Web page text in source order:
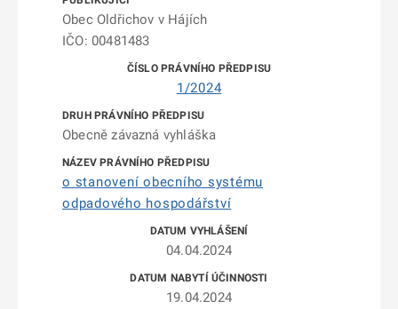
Obec Oldřichov v Hájích
IČO: 00481483
1/2024
Obecně závazná vyhláška
o stanovení obecního systému
odpadového hospodářství
04.04.2024
19.04.2024